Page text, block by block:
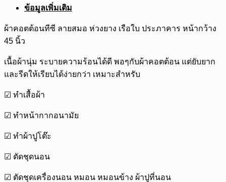
ข้อมูลเพิ่มเติม
ผ้าคอตต้อนทีซี ลายสมอ ห่วงยาง เรือใบ ประภาคาร หน้ากว้าง
45 นิ้ว
เนื้อผ้านุ่ม ระบายความร้อนได้ดี พอๆกับผ้าคอตต้อน แต่ยับยาก
และรีดให้เรียบได้ง่ายกว่า เหมาะสำหรับ
☑ ทำเสื้อผ้า
☑ ทำหน้ากากอนามัย
☑ ทำผ้าปูโต๊ะ
☑ ตัดชุดนอน
☑ ตัดชุดเครื่องนอน หมอน หมอนข้าง ผ้าปูที่นอน